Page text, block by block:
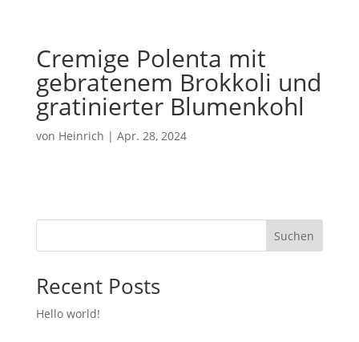
Cremige Polenta mit
gebratenem Brokkoli und
gratinierter Blumenkohl
von Heinrich | Apr. 28, 2024
Suchen
Recent Posts
Hello world!